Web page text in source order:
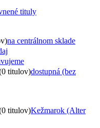
tituly
na centrálnom sklade
titulov)dostupná (bez
titulov)Kežmarok (Alter